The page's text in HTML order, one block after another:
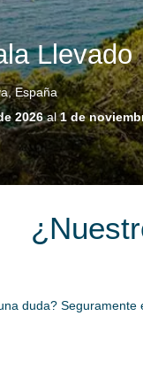
Llevado
España
2026al1 de
duda?